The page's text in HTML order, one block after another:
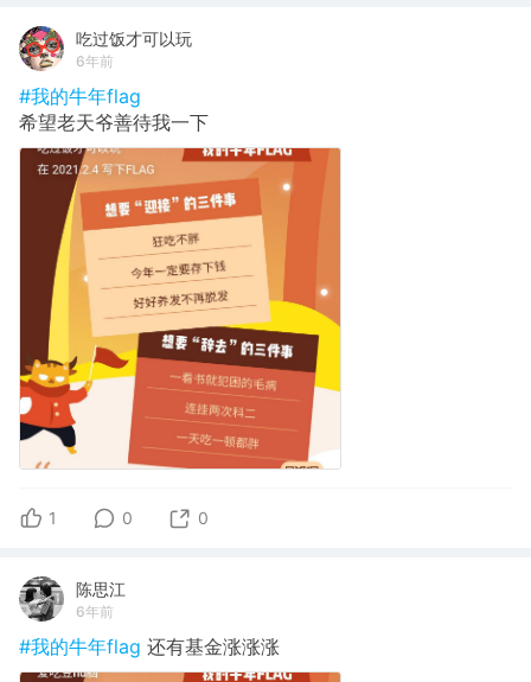
吃过饭才可以玩
6年前
#我的牛年flag
希望老天爷善待我一下
1 0 0
陈思江
6年前
#我的牛年flag 还有基金涨涨涨